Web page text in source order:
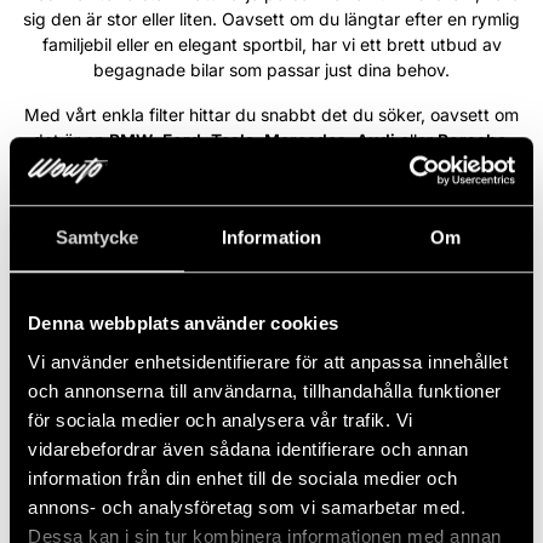
Samtycke Information Om
Denna webbplats använder cookies
Vi använder enhetsidentifierare för att anpassa innehållet
och annonserna till användarna, tillhandahålla funktioner
för sociala medier och analysera vår trafik. Vi
vidarebefordrar även sådana identifierare och annan
information från din enhet till de sociala medier och
annons- och analysföretag som vi samarbetar med.
Dessa kan i sin tur kombinera informationen med annan
sig den är stor eller liten. Oavsett om du längtar efter en rymlig
familjebil eller en elegant sportbil, har vi ett brett utbud av
begagnade bilar som passar just dina behov.
Med vårt enkla filter hittar du snabbt det du söker, oavsett om
det är enBMW,Ford,Tesla,Mercedes,AudiellerPorsche.
Varje bil i vårt sortiment är ett steg närmare din bildröm. På
Wowto är vi engagerade i att förverkliga din dröm – vi ser varje
bildröm till en del av din vardag.
NYINKOMMEN
Volvo XC90 B5 235HK AWD R-
Design Pro Ed /B&W/Pano/360/7-
sits
2022 Automat Diesel 8 960 Mil 235 HK Fyrhjulsdriven
6 767 kr/mån